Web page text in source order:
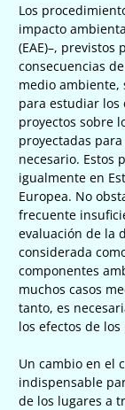
Los
impacto
(EAE)–,
consecuencias
medio
para estudiar los
proyectos sobre
proyectadas
necesario. Estos
igualmente en
Europea. No
frecuente
evaluación de la
considerada
componentes
muchos casos
tanto, es
los efectos de
Un cambio en el
indispensable
de los lugares a